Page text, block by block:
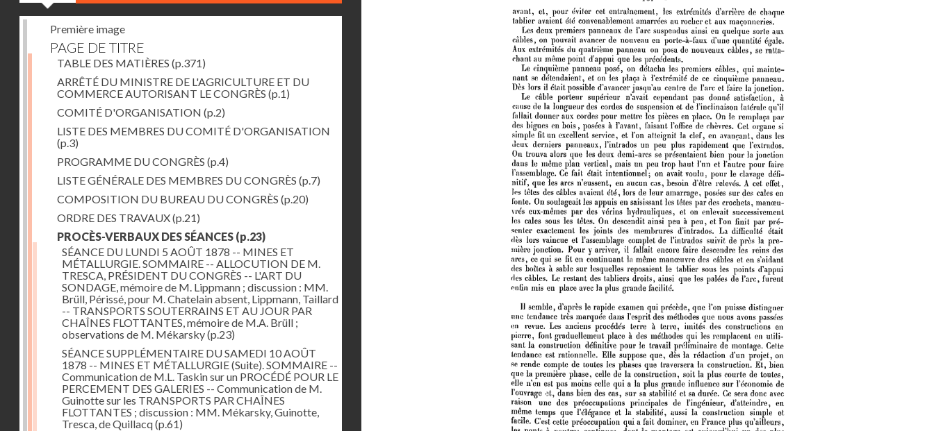
Première image
PAGE DE TITRE
TABLE DES MATIÈRES (p.371)
ARRÊTÉ DU MINISTRE DE L'AGRICULTURE ET DU
COMMERCE AUTORISANT LE CONGRÈS (p.1)
COMITÉ D'ORGANISATION (p.2)
LISTE DES MEMBRES DU COMITÉ D'ORGANISATION
(p.3)
PROGRAMME DU CONGRÈS (p.4)
LISTE GÉNÉRALE DES MEMBRES DU CONGRÈS (p.7)
COMPOSITION DU BUREAU DU CONGRÈS (p.20)
ORDRE DES TRAVAUX(p.21)
PROCÈS-VERBAUX DES SÉANCES (p.23)
SÉANCE DU LUNDI 5 AOÛT 1878 -- MINES ET
MÉTALLURGIE. SOMMAIRE -- ALLOCUTION DE M.
TRESCA, PRÉSIDENT DU CONGRÈS -- L'ART DU
SONDAGE, mémoire de M. Lippmann ; discussion : MM.
Brüll, Périssé, pour M. Chatelain absent, Lippmann, Taillard
-- TRANSPORTS SOUTERRAINS ET AU JOUR PAR
CHAÎNES FLOTTANTES, mémoire de M.A. Brüll ;
observations de M. Mékarsky(p.23)
SÉANCE SUPPLÉMENTAIRE DU SAMEDI 10 AOÛT
1878 -- MINES ET MÉTALLURGIE (Suite). SOMMAIRE --
Communication de M.L. Taskin sur un PROCÉDÉ POUR LE
PERCEMENT DES GALERIES -- Communication de M.
Guinotte sur les TRANSPORTS PAR CHAÎNES
FLOTTANTES ; discussion : MM. Mékarsky, Guinotte,
Tresca, de Quillacq(p.61)